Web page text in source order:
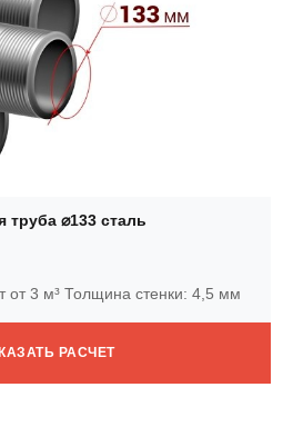
труба ⌀133 сталь
от 3 м³ Толщина стенки: 4,5 мм
РАСЧЕТ